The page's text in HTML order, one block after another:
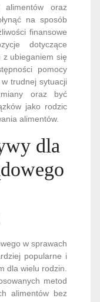
alimentów oraz
na sposób
finansowe
dotyczące
z ubieganiem się
pomocy
trudnej sytuacji
oraz być
jako rodzic
alimentów.
dla
w sprawach
popularne i
dla wielu rodzin.
metod
alimentów bez